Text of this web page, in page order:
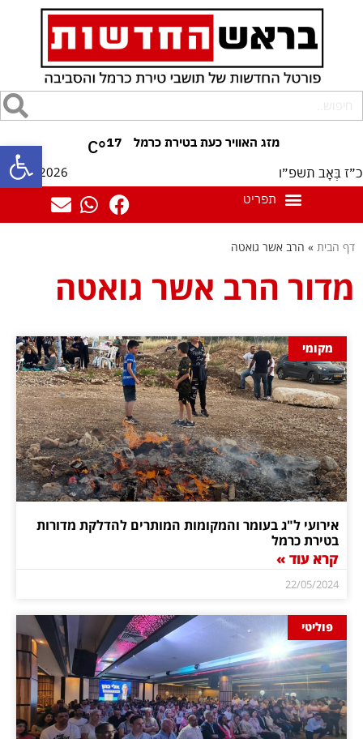
פתח 17
°C
כ״ז בְּאָב תשפ״ו 10/08/2026
דף הבית » הרב אשר גואטה
מדור הרב אשר גואטה
מקומי
אירועי ל"ג בעומר והמקומות המותרים להדלקת מדורות
בטירת כרמל
קרא עוד »
22/05/2024
פוליטי